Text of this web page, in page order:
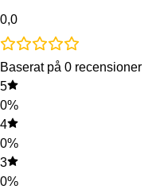
0,0
Baserat på 0 recensioner
5
0%
4
0%
3
0%